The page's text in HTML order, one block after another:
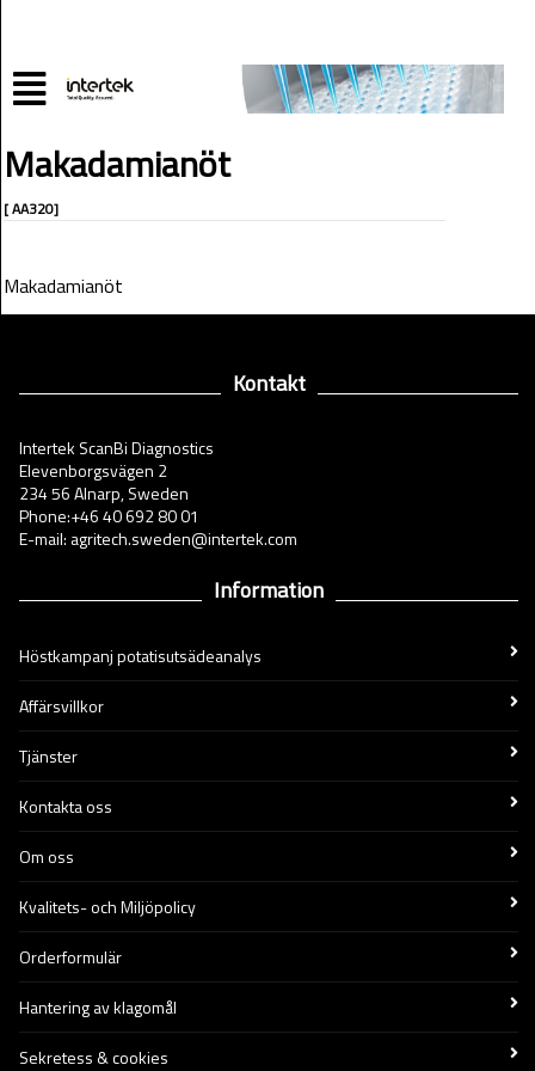
Makadamianöt
[ AA320]
Makadamianöt
Kontakt
Intertek ScanBi Diagnostics
Elevenborgsvägen 2
234 56 Alnarp, Sweden
Phone:+46 40 692 80 01
E-mail: agritech.sweden@intertek.com
Information
Höstkampanj potatisutsädeanalys
Affärsvillkor
Tjänster
Kontakta oss
Om oss
Kvalitets- och Miljöpolicy
Orderformulär
Hantering av klagomål
Sekretess & cookies